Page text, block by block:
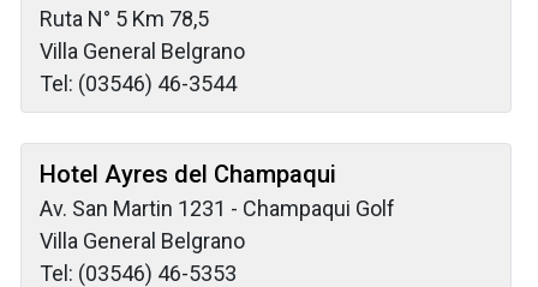
Ruta N° 5 Km 78,5
Villa General Belgrano
Tel: (03546) 46-3544
Hotel Ayres del Champaqui
Av. San Martin 1231 - Champaqui Golf
Villa General Belgrano
Tel: (03546) 46-5353